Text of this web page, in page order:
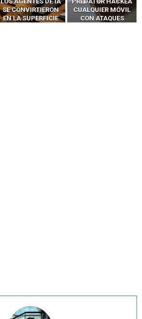
CUALQUIER MÓVIL
CON ATAQUES
MÓVILES SIN
‘HACKEAR’ — EL